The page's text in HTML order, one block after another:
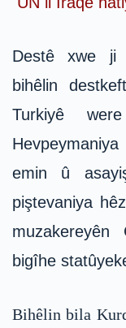
Destê xwe ji
bihêlin
Turkiyê
emin û
piştevaniya
bigîhe
Bihêlin bila